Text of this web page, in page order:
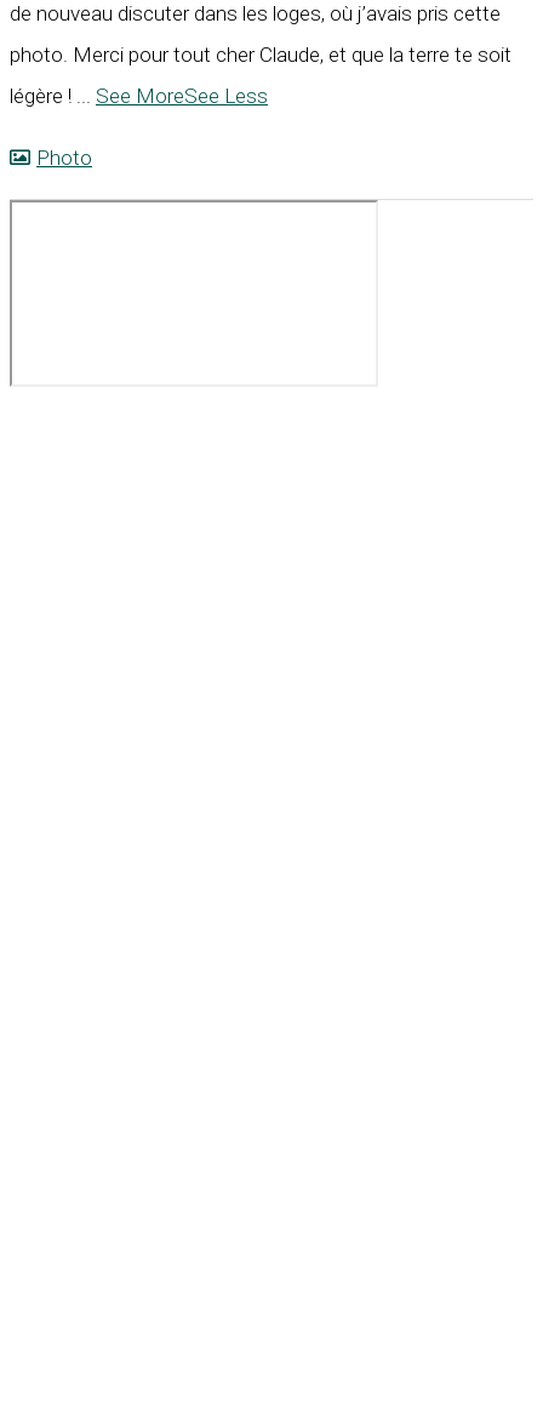
de nouveau discuter dans les loges, où j’avais pris cette
photo. Merci pour tout cher Claude, et que la terre te soit
légère ! ... See MoreSee Less
Photo